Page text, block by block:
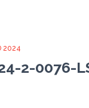
2024
2-0076-